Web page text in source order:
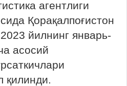
агентлиги
Қорақалпоғистон
йилнинг январь-
асосий
қилинди.